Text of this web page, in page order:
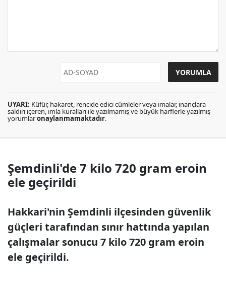
UYARI: Küfür, hakaret, rencide edici cümleler veya imalar, inançlara
saldırı içeren, imla kuralları ile yazılmamış ve büyük harflerle yazılmış
yorumlaronaylanmamaktadır.
Şemdinli'de 7 kilo 720 gram eroin
ele geçirildi
Hakkari'nin Şemdinli ilçesinden güvenlik
güçleri tarafından sınır hattında yapılan
çalışmalar sonucu 7 kilo 720 gram eroin
ele geçirildi.